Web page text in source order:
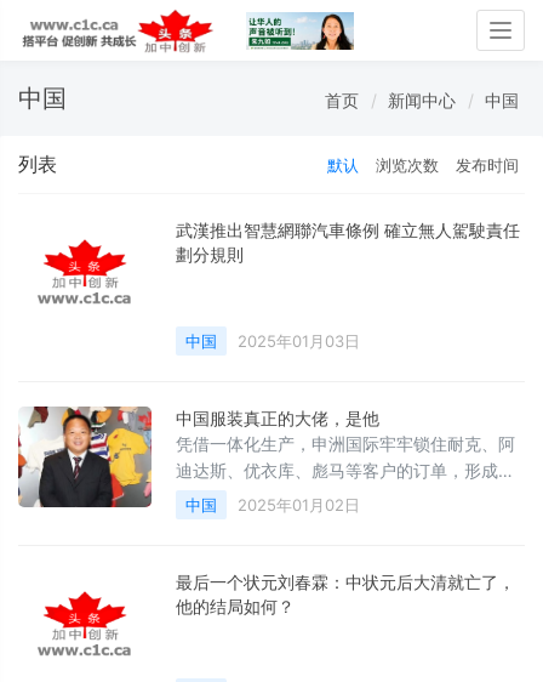
中国 首页 新闻中心 中国
列表 默认 浏览次数 发布时间
武漢推出智慧網聯汽車條例 確立無人駕駛責任
劃分規則
中国 2025年01月03日
中国服装真正的大佬，是他
凭借一体化生产，申洲国际牢牢锁住耐克、阿
迪达斯、优衣库、彪马等客户的订单，形成一
定的规模壁垒。不论是原材料采购，还是代工
生产，申洲都可以凭借巨大的产能向上下游转
利润率的秘诀。
中国 2025年01月02日
最后一个状元刘春霖：中状元后大清就亡了，
他的结局如何？